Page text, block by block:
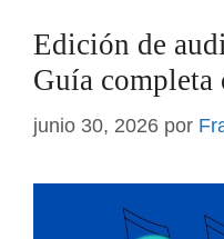
Edición de
Guía completa
junio 30, 2026 por